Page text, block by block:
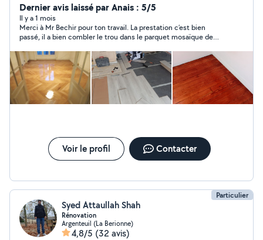
de carrelage pour sols et murs. Revêtements de sol :
Parquet, stratifié, vinyle, Lino dalle PVC moquette
Peinture : état des lieux dégât des eaux Intérieure et
extérieure, avec un rendu propre et soigné. Montage de
meubles :pose de cuisine création dressing sure mesure
Rapide et efficace. Maçonnerie : Réparations,
constructions et rénovations.plaqout carreau de plâtre
pose porte et fenêtre Plomberie : Installation et
dépannage. SDB et sdd Bricolage général : Pour tous
Dernier avis laissé par Anais : 5/5
Il y a 1 mois
Merci à Mr Bechir pour ton travail. La prestation c’est bien
passé, il a bien combler le trou dans le parquet mosaïque de
rapidement.
Voir le profil Contacter
Particulier
Syed Attaullah Shah
Rénovation
Argenteuil (La Berionne)
4,8/5 (32 avis)